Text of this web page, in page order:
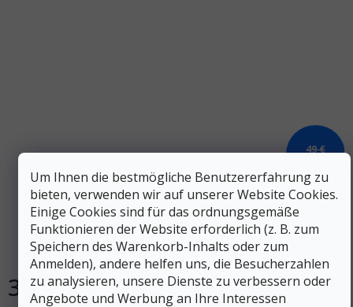
Um Ihnen die bestmögliche Benutzererfahrung zu
bieten, verwenden wir auf unserer Website Cookies.
Einige Cookies sind für das ordnungsgemäße
Funktionieren der Website erforderlich (z. B. zum
Speichern des Warenkorb-Inhalts oder zum
Anmelden), andere helfen uns, die Besucherzahlen
zu analysieren, unsere Dienste zu verbessern oder
Angebote und Werbung an Ihre Interessen
49 €
SALOMON TRAIL GAITERS HIGH schwarz - schwarz
30 €